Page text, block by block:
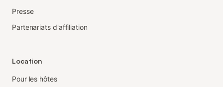
Presse
Partenariats d'affiliation
Location
Pour les hôtes